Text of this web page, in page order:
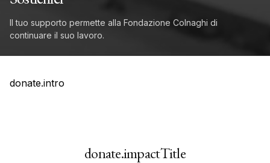
Il tuo supporto permette alla Fondazione Colnaghi di
continuare il suo lavoro.
donate.intro
donate.impactTitle